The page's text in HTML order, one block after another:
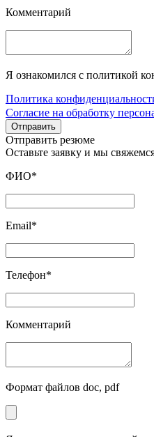
Комментарий
Я ознакомился с политикой
Политика
Согласие на обработку
Отправить
Отправить резюме
Оставьте заявку и мы
ФИО*
Email*
Телефон*
Комментарий
Формат файлов doc, pdf